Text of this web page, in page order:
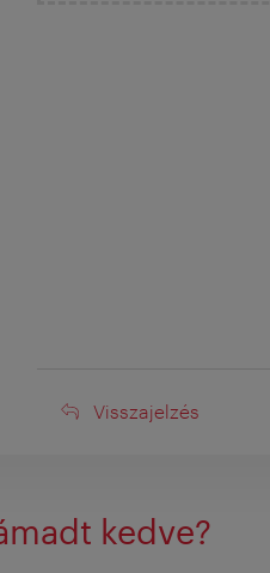
Visszajelzés
Visszajelzés
kedve?